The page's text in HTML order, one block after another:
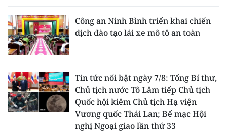
Công an Ninh Bình triển khai chiến
dịch đào tạo lái xe mô tô an toàn
Tin tức nổi bật ngày 7/8: Tổng Bí thư,
Chủ tịch nước Tô Lâm tiếp Chủ tịch
Quốc hội kiêm Chủ tịch Hạ viện
Vương quốc Thái Lan; Bế mạc Hội
nghị Ngoại giao lần thứ 33